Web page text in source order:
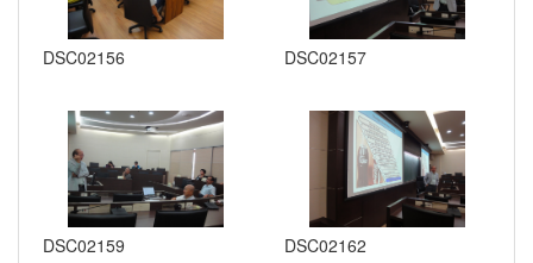
DSC02156 DSC02157
DSC02159 DSC02162